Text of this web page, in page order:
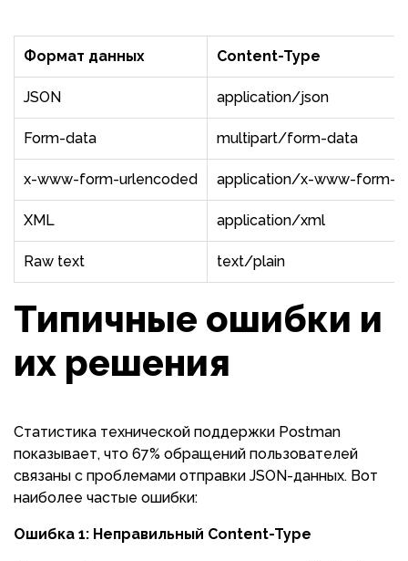
Формат данных Content-Type
JSON application/json
Form-data multipart/form-data
x-www-form-urlencoded application/x-www-form-
XML application/xml
Raw text text/plain
Типичные ошибки и
их решения
Статистика технической поддержки Postman
показывает, что 67% обращений пользователей
связаны с проблемами отправки JSON-данных. Вот
наиболее частые ошибки:
Ошибка 1: Неправильный Content-Type